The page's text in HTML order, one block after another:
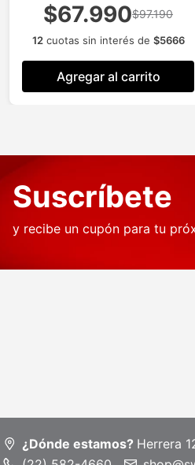
$67.990$97.190
12cuotas sin interés de $5666
Agregar al carrito
Suscríbete
y recibe un cupón para tu
¿Dónde estamos? Herrera